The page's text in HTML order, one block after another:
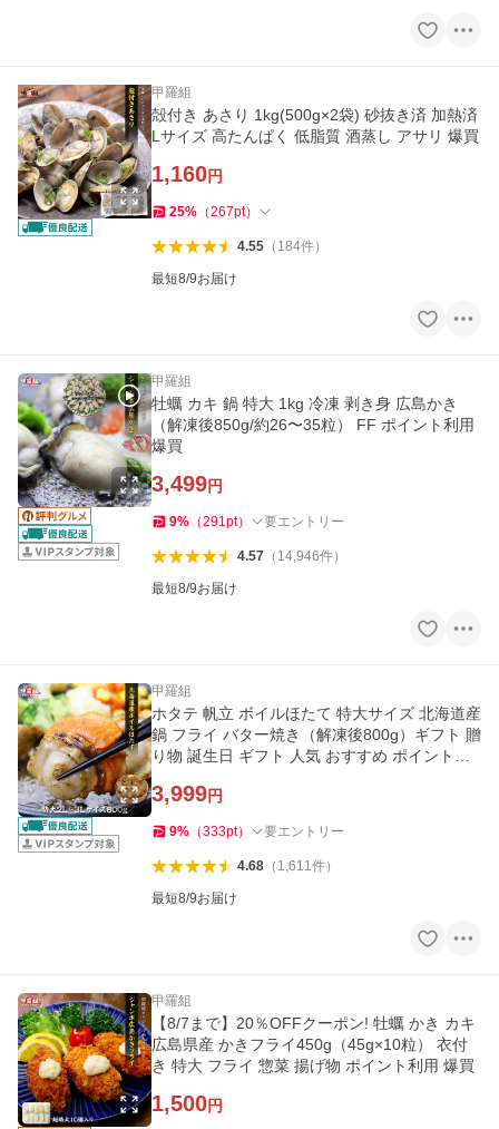
甲羅組
殻付き あさり 1kg(500g×2袋) 砂抜き済 加熱済
Lサイズ 高たんぱく 低脂質 酒蒸し アサリ 爆買
1,160円
25% （267pt）
4.55（ 184件）
最短8/9お届け
甲羅組
牡蠣 カキ 鍋 特大 1kg 冷凍 剥き身 広島かき
（解凍後850g/約26〜35粒） FF ポイント利用
爆買
3,499円
9% （291pt） 要エントリー
4.57（ 14,946件）
最短8/9お届け
甲羅組
ホタテ 帆立 ボイルほたて 特大サイズ 北海道産
鍋 フライ バター焼き（解凍後800g）ギフト 贈
り物 誕生日 ギフト 人気 おすすめ ポイント利
3,999円
9% （333pt） 要エントリー
4.68（ 1,611件）
最短8/9お届け
甲羅組
【8/7まで】20％OFFクーポン! 牡蠣 かき カキ
広島県産 かきフライ450g（45g×10粒） 衣付
き 特大 フライ 惣菜 揚げ物 ポイント利用 爆買
1,500円